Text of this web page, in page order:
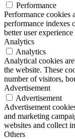
Performance
Performance cookies
performance indexes
better user
Analytics
Analytics
Analytical cookies
the website. These
number of visitors,
Advertisement
Advertisement
Advertisement
and marketing
websites and collect
Others